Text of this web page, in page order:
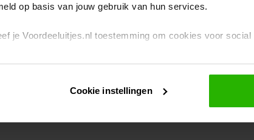
op basis van jouw gebruik van hun services.
je Voordeeluitjes.nl toestemming om cookies voor
zelf instellen welke cookies worden geplaatst. Je kunt je
Cookie instellingen